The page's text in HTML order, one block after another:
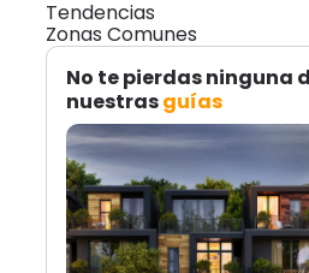
Tendencias
Zonas Comunes
No te pierdas ninguna
nuestrasguías